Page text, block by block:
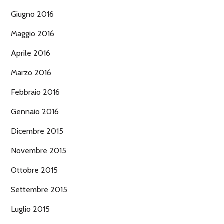
Giugno 2016
Maggio 2016
Aprile 2016
Marzo 2016
Febbraio 2016
Gennaio 2016
Dicembre 2015
Novembre 2015
Ottobre 2015
Settembre 2015
Luglio 2015